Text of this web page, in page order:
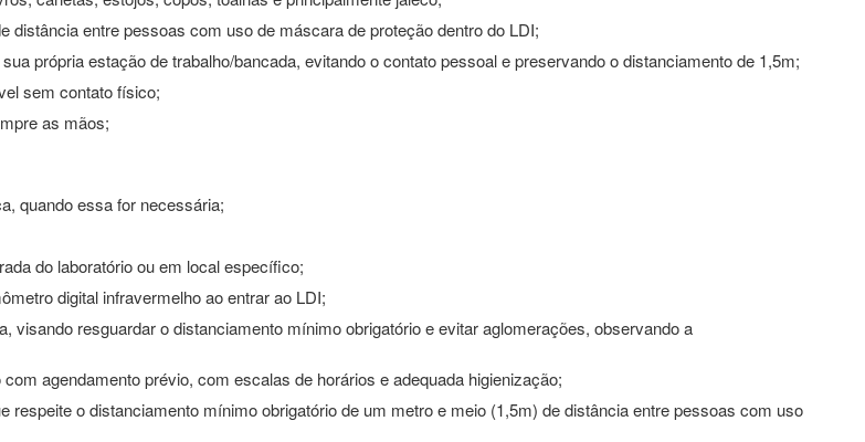
entre pessoas com uso de máscara de proteção dentro do LDI;
própria estação de trabalho/bancada, evitando o contato pessoal e preservando o distanciamento de 1,5m;
sem contato físico;
as mãos;
quando essa for necessária;
do laboratório ou em local específico;
digital infravermelho ao entrar ao LDI;
resguardar o distanciamento mínimo obrigatório e evitar aglomerações, observando a
agendamento prévio, com escalas de horários e adequada higienização;
o distanciamento mínimo obrigatório de um metro e meio (1,5m) de distância entre pessoas com uso